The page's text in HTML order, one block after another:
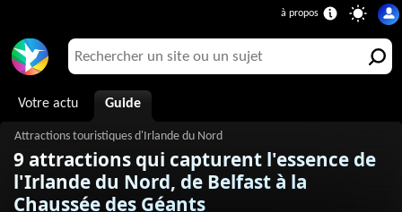
Votre actu Guide
9 attractions qui capturent l'essence de
l'Irlande du Nord, de Belfast à la
Chaussée des Géants